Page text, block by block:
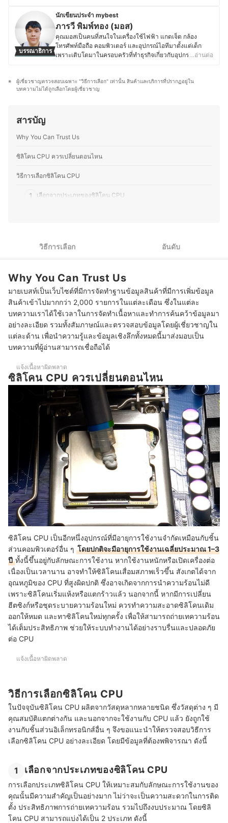
ระดับองค์กรอย่าง NAS โดยมุ่งเน้นการให้ข้อมูลที่รอบด้าน
ชัดเจน และเป็นกลาง เพื่อสนับสนุนการตัดสินใจที่เหมาะสม
สำหรับผู้บริโภค โดยสำเร็จการศึกษาระดับปริญญาตรี
วิศวกรรมศาสตร์อิเล็กทรอนิกส์ จากมหาวิทยาลัยอัสสัมชัญ
และเคยศึกษาต่อในระดับปริญญาโทด้านจิตวิทยา
อุตสาหกรรมและองค์การ มีประสบการณ์ทำงานด้าน
รวมถึงบทบาทด้านการสื่อสารและการตลาดดิจิทัล ซึ่งตลอด
ระยะเวลาที่ผ่านมา นายกาฝากเคยเป็นทั้งนักเขียนและ
การใช้งานจริง และความคุ้มค่าของผลิตภัณฑ์อย่างเป็นระบบ
บรรณาธิการ
นักเขียนประจำ mybest
ภารวี พิมพ์ทอง (มอส)
คุณมอสเป็นคนที่สนใจในเครื่องใช้ไฟฟ้า แกดเจ็ต กล้อง
โทรศัพท์มือถือ คอมพิวเตอร์ และอุปกรณ์ไอทีมาตั้งแต่เด็ก
เพราะเติบโตมาในครอบครัวที่ทำธุรกิจเกี่ยวกับอุปกรณ์
ล่าสุด หรือแนวโน้มของตลาดอุปกรณ์อิเล็กทรอนิกส์ นอกจาก
การอัปเดตข้อมูลสินค้าไอทีแล้ว คุณมอสยังชื่นชอบงานช่าง
ด้อยของสินค้าเทคโนโลยีแต่ละประเภทได้อย่างชัดเจน ทำให้
ทั้งในแง่ของการเลือกซื้อ อัปเกรด และดูแลรักษา เพื่อให้ผู้อ่าน
อย่างคุ้มค่า
…อ่านต่อ
ผู้เชี่ยวชาญตรวจสอบเฉพาะ "วิธีการเลือก" เท่านั้น สินค้าและบริการที่ปรากฏอยู่ใน
บทความไม่ได้ถูกเลือกโดยผู้เชี่ยวชาญ
สารบัญ
Why You Can Trust Us
ซิลิโคน CPU ควรเปลี่ยนตอนไหน
วิธีการเลือกซิลิโคน CPU
1 เลือกจากประเภทของซิลิโคน CPU
4 เลือกปริมาณของซิลิโคน CPU ให้เพียงพอต่อการใช้งานในแต่ละครั้ง
10 ซิลิโคน CPU ยี่ห้อไหนดี เย็นขึ้น ใช้ได้นาน
ต้องทาซิลิโคน CPU หนาแค่ไหน
ต้องรอให้ซิลิโคน CPU เซตตัวก่อนเปิดเครื่องหรือไม่
ซิลิโคน CPU อยู่ได้นานแค่ไหน ควรทาซ้ำเมื่อไหร่
วิธีการเลือก อันดับ
Why You Can Trust Us
มายเบสท์เป็นเว็บไซต์ที่มีการจัดทำฐานข้อมูลสินค้าที่มีการเพิ่มข้อมูล
สินค้าเข้าไปมากกว่า 2,000 รายการในแต่ละเดือน ซึ่งในแต่ละ
บทความเราได้ใช้เวลาในการจัดทำเนื้อหาและทำการค้นคว้าข้อมูลมา
อย่างละเอียด รวมทั้งสัมภาษณ์และตรวจสอบข้อมูลโดยผู้เชี่ยวชาญใน
แต่ละด้าน เพื่อนำความรู้และข้อมูลเชิงลึกทั้งหมดนี้มาส่งมอบเป็น
บทความที่ผู้อ่านสามารถเชื่อถือได้
แจ้งเนื้อหาผิดพลาด
ซิลิโคน CPU ควรเปลี่ยนตอนไหน
ซิลิโคน CPU เป็นอีกหนึ่งอุปกรณ์ที่มีอายุการใช้งานจำกัดเหมือนกับชิ้น
ส่วนคอมพิวเตอร์อื่น ๆ โดยปกติจะมีอายุการใช้งานเฉลี่ยประมาณ 1–3
ปีทั้งนี้ขึ้นอยู่กับลักษณะการใช้งาน หากใช้งานหนักหรือเปิดเครื่องต่อ
เนื่องเป็นเวลานาน อาจทำให้ซิลิโคนเสื่อมสภาพเร็วขึ้น สังเกตได้จาก
อุณหภูมิของ CPU ที่สูงผิดปกติ ซึ่งอาจเกิดจากการนำความร้อนไม่ดี
เพราะซิลิโคนเริ่มแห้งหรือแตกร้าวแล้ว นอกจากนี้ หากมีการเปลี่ยน
ฮีตซิงก์หรือชุดระบายความร้อนใหม่ ควรทำความสะอาดซิลิโคนเดิม
ออกให้หมด และทาซิลิโคนใหม่ทุกครั้ง เพื่อให้สามารถถ่ายเทความร้อน
ได้เต็มประสิทธิภาพ ช่วยให้ระบบทำงานได้อย่างราบรื่นและปลอดภัย
ต่อ CPU
แจ้งเนื้อหาผิดพลาด
วิธีการเลือกซิลิโคน CPU
ในปัจจุบันซิลิโคน CPU ผลิตจากวัสดุหลากหลายชนิด ซึ่งวัสดุต่าง ๆ มี
คุณสมบัติแตกต่างกัน และนอกจากจะใช้งานกับ CPU แล้ว ยังถูกใช้
งานกับชิ้นส่วนอิเล็กทรอนิกส์อื่น ๆ จึงขอแนะนำให้ตรวจสอบวิธีการ
เลือกซิลิโคน CPU อย่างละเอียด โดยมีข้อมูลที่ต้องพพิจารณา ดังนี้
1 เลือกจากประเภทของซิลิโคน CPU
การเลือกประเภทซิลิโคน CPU ให้เหมาะสมกับลักษณะการใช้งานของ
คุณนั้นมีความสำคัญเป็นอย่างมาก ไม่ว่าจะเป็นความสะดวกในการติด
ตั้ง ประสิทธิภาพการถ่ายเทความร้อน รวมไปถึงงบประมาณ โดยซิลิ
โคน CPU สามารถแบ่งได้เป็น 2 ประเภท ดังนี้